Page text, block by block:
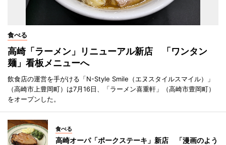
食べる
高崎「ラーメン」リニューアル新店 「ワンタン
麺」看板メニューへ
飲食店の運営を手がける「N-Style Smile（エヌスタイルスマイル）」
（高崎市上豊岡町）は7月16日、「ラーメン喜重軒」（高崎市豊岡町）
をオープンした。
食べる
高崎オーパ「ポークステーキ」新店 「漫画のよう